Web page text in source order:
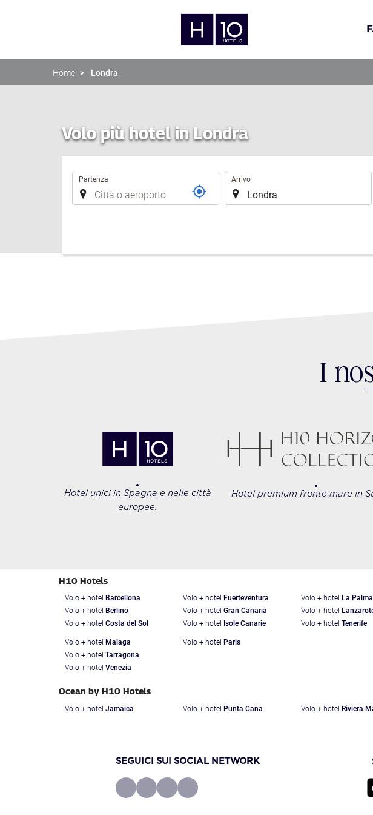
Home Londra
Volo più hotel in Londra
Tratta
Partenza Arrivo
I
Hotel unici in Spagna e nelle città
europee.
Hotel premium fronte mare in
H10 Hotels
Volo + hotel Barcellona
Volo + hotel Berlino
Volo + hotel Costa del Sol
Volo + hotel Fuerteventura
Volo + hotel Gran Canaria
Volo + hotel
Isole Canarie
Volo + hotel La Palma
Volo + hotel
Volo + hotel Tenerife
Volo + hotel Malaga
Volo + hotel Tarragona
Volo + hotel Venezia
Volo + hotel Paris
Ocean by H10 Hotels
Volo + hotel Jamaica Volo + hotel Punta Cana Volo + hotel Riviera
SEGUICI SUI SOCIAL NETWORK